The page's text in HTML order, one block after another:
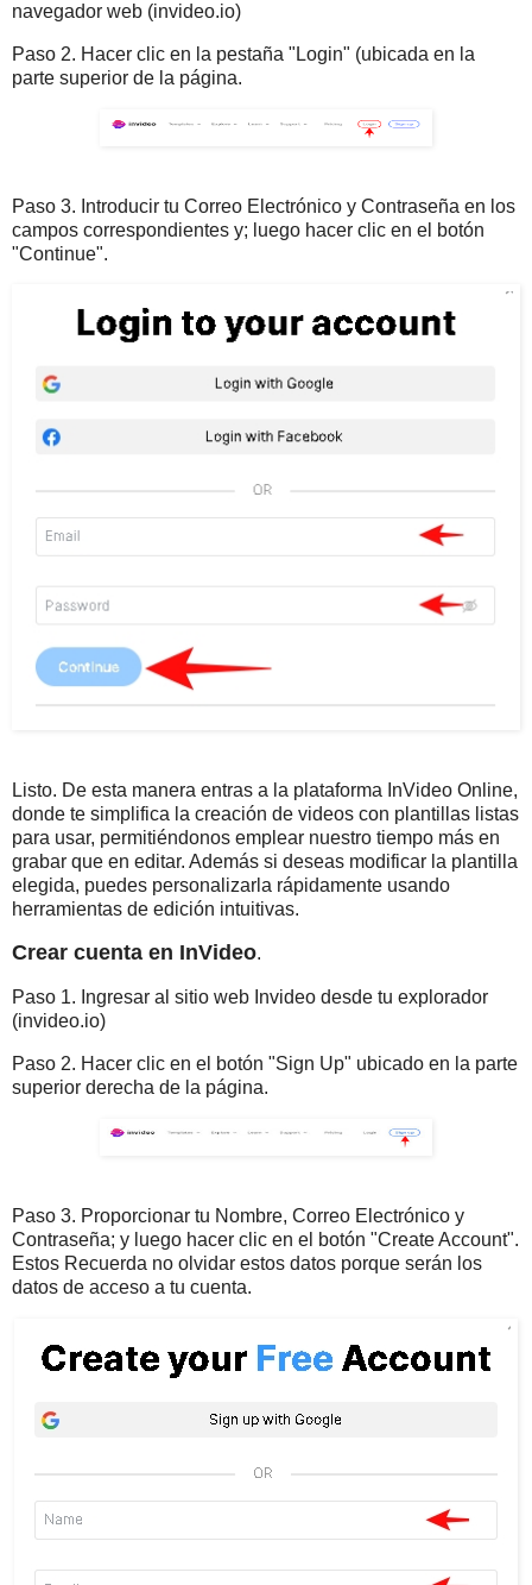
navegador web (invideo.io)
Paso 2. Hacer clic en la pestaña "Login" (ubicada en la
parte superior de la página.
Paso 3. Introducir tu Correo Electrónico y Contraseña en los
campos correspondientes y; luego hacer clic en el botón
"Continue".
Listo. De esta manera entras a la plataforma InVideo Online,
donde te simplifica la creación de videos con plantillas listas
para usar, permitiéndonos emplear nuestro tiempo más en
grabar que en editar. Además si deseas modificar la plantilla
elegida, puedes personalizarla rápidamente usando
herramientas de edición intuitivas.
Crear cuenta en InVideo.
Paso 1. Ingresar al sitio web Invideo desde tu explorador
(invideo.io)
Paso 2. Hacer clic en el botón "Sign Up" ubicado en la parte
superior derecha de la página.
Paso 3. Proporcionar tu Nombre, Correo Electrónico y
Contraseña; y luego hacer clic en el botón "Create Account".
Estos Recuerda no olvidar estos datos porque serán los
datos de acceso a tu cuenta.